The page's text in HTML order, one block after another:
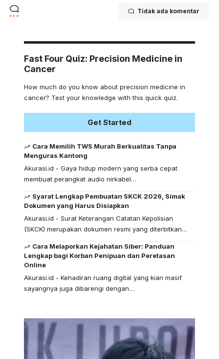
Tidak ada komentar
Fast Four Quiz: Precision Medicine in
Cancer
How much do you know about precision medicine in
cancer? Test your knowledge with this quick quiz.
Get Started
Cara Memilih TWS Murah Berkualitas Tanpa
Menguras Kantong
Akurasi.id - Gaya hidup modern yang serba cepat
membuat perangkat audio nirkabel…
Syarat Lengkap Pembuatan SKCK 2026, Simak
Dokumen yang Harus Disiapkan
Akurasi.id - Surat Keterangan Catatan Kepolisian
(SKCK) merupakan dokumen resmi yang diterbitkan…
Cara Melaporkan Kejahatan Siber: Panduan
Lengkap bagi Korban Penipuan dan Peretasan
Online
Akurasi.id - Kehadiran ruang digital yang kian masif
sayangnya juga dibarengi dengan…